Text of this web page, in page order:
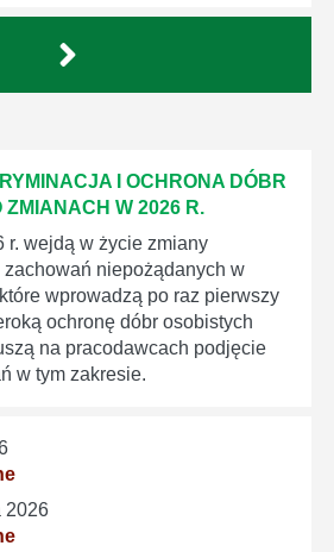
I OCHRONA DÓBR
ZMIANACH W 2026 R.
r. wejdą w życie zmiany
niepożądanych w
wprowadzą po raz pierwszy
ochronę dóbr osobistych
na pracodawcach podjęcie
w tym zakresie.
2026